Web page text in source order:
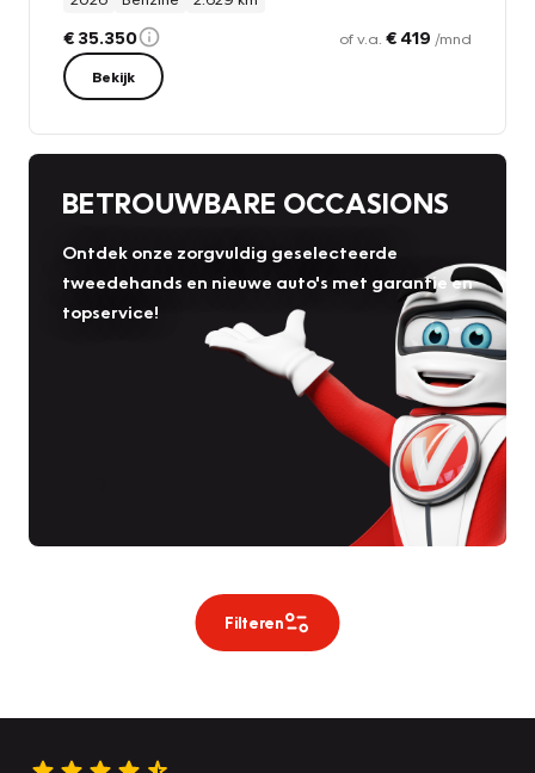
€ 35.350 of v.a. € 419 /mnd
Bekijk
BETROUWBARE OCCASIONS
Ontdek onze zorgvuldig geselecteerde
tweedehands en nieuwe auto's met garantie en
topservice!
Filteren